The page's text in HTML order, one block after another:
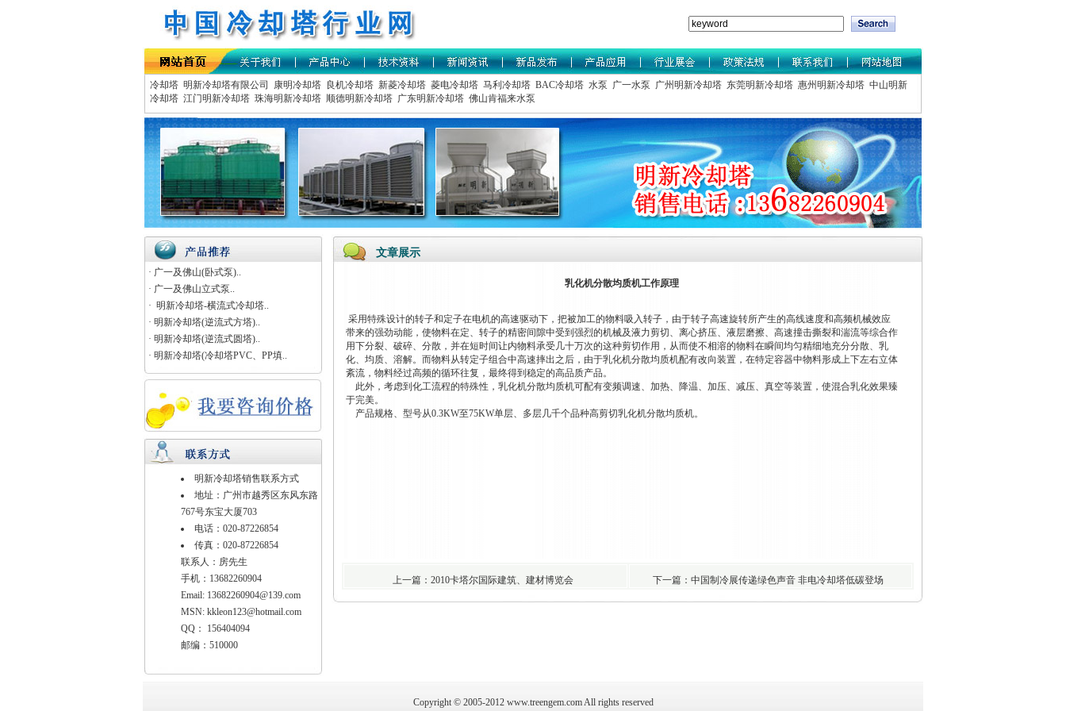
冷却塔 明新冷却塔有限公司 康明冷却塔 良机冷却塔 新菱冷却塔 菱电冷却塔 马利冷却塔 BAC冷却塔 水泵 广一水泵 广州明新冷却塔 东莞明新冷却塔 惠州明新冷却塔 中山明新
冷却塔 江门明新冷却塔 珠海明新冷却塔 顺德明新冷却塔 广东明新冷却塔 佛山肯福来水泵
· 广一及佛山(卧式泵)..
· 广一及佛山立式泵..
· 明新冷却塔-横流式冷却塔..
· 明新冷却塔(逆流式方塔)..
· 明新冷却塔(逆流式圆塔)..
· 明新冷却塔(冷却塔PVC、PP填..
明新冷却塔销售联系方式
地址：广州市越秀区东风东路
767号东宝大厦703
电话：020-87226854
传真：020-87226854
联系人：房先生
手机：13682260904
Email: 13682260904@139.com
MSN: kkleon123@hotmail.com
QQ： 156404094
邮编：510000
文章展示
乳化机分散均质机工作原理
采用特殊设计的转子和定子在电机的高速驱动下，把被加工的物料吸入转子，由于转子高速旋转所产生的高线速度和高频机械效应
带来的强劲动能，使物料在定、转子的精密间隙中受到强烈的机械及液力剪切、离心挤压、液层磨擦、高速撞击撕裂和湍流等综合作
用下分裂、破碎、分散，并在短时间让内物料承受几十万次的这种剪切作用，从而使不相溶的物料在瞬间均匀精细地充分分散、乳
化、均质、溶解。而物料从转定子组合中高速摔出之后，由于乳化机分散均质机配有改向装置，在特定容器中物料形成上下左右立体
紊流，物料经过高频的循环往复，最终得到稳定的高品质产品。
此外，考虑到化工流程的特殊性，乳化机分散均质机可配有变频调速、加热、降温、加压、减压、真空等装置，使混合乳化效果臻
于完美。
产品规格、型号从0.3KW至75KW单层、多层几千个品种高剪切乳化机分散均质机。
上一篇：2010卡塔尔国际建筑、建材博览会 下一篇：中国制冷展传递绿色声音 非电冷却塔低碳登场
Copyright © 2005-2012 www.treengem.com All rights reserved